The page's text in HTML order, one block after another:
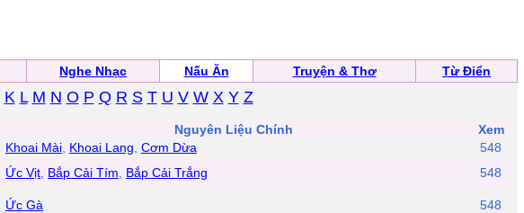
Nghe Nhạc Nấu Ăn Truyện & Thơ
Từ Điển
K L M N O P Q R S T U V W X Y Z
Nguyên Liệu Chính
Xem
Khoai Mài Khoai Lang Cơm Dừa
548
Ức Vịt Bắp Cải Tím Bắp Cải Trắng
548
Ức Gà
548